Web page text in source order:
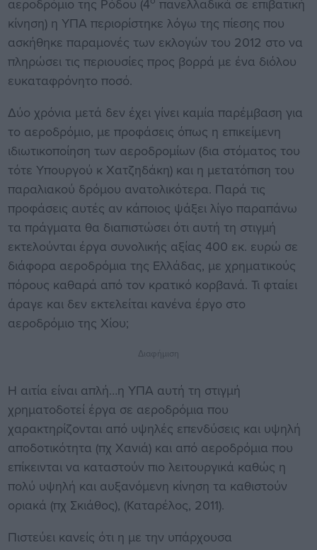
αεροδρόμιο της Ρόδου (4 πανελλαδικά σε επιβατική
κίνηση) η ΥΠΑ περιορίστηκε λόγω της πίεσης που
ασκήθηκε παραμονές των εκλογών του 2012 στο να
πληρώσει τις περιουσίες προς βορρά με ένα διόλου
ευκαταφρόνητο ποσό.
Δύο χρόνια μετά δεν έχει γίνει καμία παρέμβαση για
το αεροδρόμιο, με προφάσεις όπως η επικείμενη
ιδιωτικοποίηση των αεροδρομίων (δια στόματος του
τότε Υπουργού κ Χατζηδάκη) και η μετατόπιση του
παραλιακού δρόμου ανατολικότερα. Παρά τις
προφάσεις αυτές αν κάποιος ψάξει λίγο παραπάνω
τα πράγματα θα διαπιστώσει ότι αυτή τη στιγμή
εκτελούνται έργα συνολικής αξίας 400 εκ. ευρώ σε
διάφορα αεροδρόμια της Ελλάδας, με χρηματικούς
πόρους καθαρά από τον κρατικό κορβανά. Τι φταίει
άραγε και δεν εκτελείται κανένα έργο στο
αεροδρόμιο της Χίου;
Διαφήμιση
Η αιτία είναι απλή…η ΥΠΑ αυτή τη στιγμή
χρηματοδοτεί έργα σε αεροδρόμια που
χαρακτηρίζονται από υψηλές επενδύσεις και υψηλή
αποδοτικότητα (πχ Χανιά) και από αεροδρόμια που
επίκεινται να καταστούν πιο λειτουργικά καθώς η
πολύ υψηλή και αυξανόμενη κίνηση τα καθιστούν
οριακά (πχ Σκιάθος), (Καταρέλος, 2011).
Πιστεύει κανείς ότι η με την υπάρχουσα